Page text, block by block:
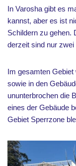
In Varosha gibt es
kannst, aber es ist
Schildern zu gehen.
derzeit sind nur
Im gesamten Gebiet
sowie in den
ununterbrochen die
eines der Gebäude
Gebiet Sperrzone